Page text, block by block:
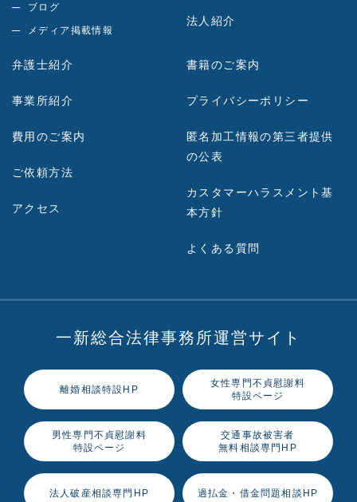
ブログ
メディア掲載情報
法人紹介
弁護士紹介
事業所紹介
費用のご案内
ご依頼方法
アクセス
書籍のご案内
プライバシーポリシー
匿名加工情報の第三者提供
の公表
カスタマーハラスメント基
本方針
よくある質問
一新総合法律事務所運営サイト
離婚相談特設HP
女性専門不貞慰謝料
特設ページ
男性専門不貞慰謝料
特設ページ
交通事故被害者
無料相談専門HP
法人破産相談専門HP 過払金・借金問題相談HP